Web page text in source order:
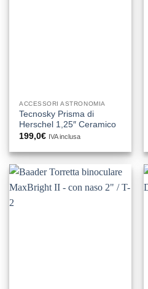
ACCESSORI ASTRONOMIA
Tecnosky Prisma di
Herschel 1,25″ Ceramico
199,0€ IVA inclusa